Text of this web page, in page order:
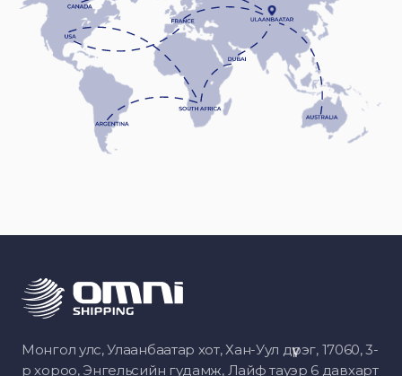
Монгол улс, Улаанбаатар хот, Хан-Уул дүүрэг, 17060, 3-
р хороо, Энгельсийн гудамж, Лайф тауэр 6 давхарт